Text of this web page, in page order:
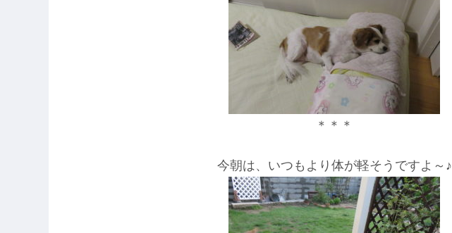
＊＊＊
今朝は、いつもより体が軽そうですよ～♪